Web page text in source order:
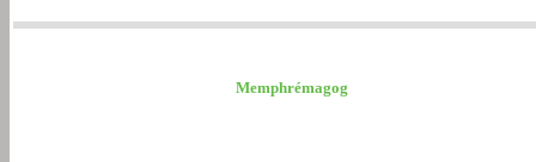
Memphrémagog